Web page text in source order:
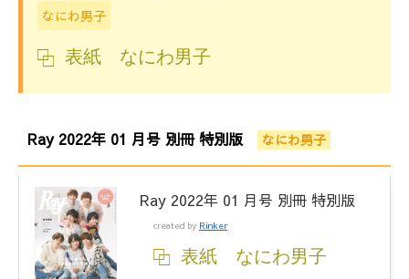
なにわ男子
表紙 なにわ男子
Ray 2022年 01 月号 別冊 特別版 なにわ男子
Ray 2022年 01 月号 別冊 特別版
created by Rinker
表紙 なにわ男子